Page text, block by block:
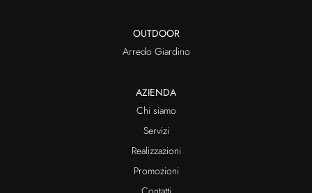
OUTDOOR
Arredo Giardino
AZIENDA
Chi siamo
Servizi
Realizzazioni
Promozioni